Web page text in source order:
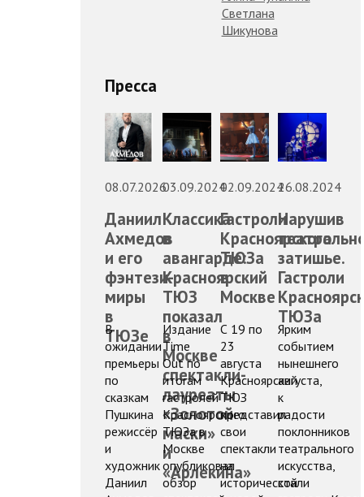
Светлана
Шикунова
Пресса
08.07.2026
Даниил
Ахмедов
и его
фэнтези-
миры
в
ТЮЗе
В
ожидании
премьеры
по
сказкам
Пушкина
режиссёр
и
художник
Даниил
03.09.2024
Классика
в
авангарде:
Красноярский
ТЮЗ
показал
в
Москве
спектакли-
лауреаты
«Золотой
маски»
и
«Арлекина»
Издание
Time
Out по
итогам
гастролей
Красноярского
ТЮЗа в
Москве
опубликовал
обзор
02.09.2024
Гастроли
Красноярского
ТЮЗа
в
Москве
С 19 по
23
августа
Красноярский
ТЮЗ
представил
свои
спектакли
на
исторической
26.08.2024
Нарушив
затишье.
Гастроли
ТЮЗа
Ярким
событием
нынешнего
августа,
к
радости
поклонников
театрального
искусства,
стали